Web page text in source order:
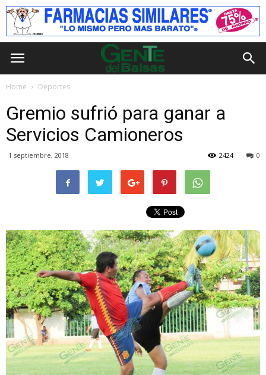
Home Deportes
Gremio sufrió para ganar a
Servicios Camioneros
1 septiembre, 2018 0
2424